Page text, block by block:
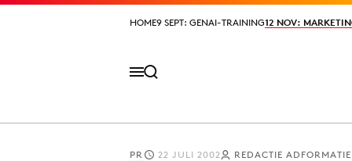
HOME9 SEPT: GENAI-TRAINING12 NOV:
HOME9 SEPT: GENAI-TRAINING12 NOV:
PR 22 JULI 2002 REDACTIE ADFORMATIE